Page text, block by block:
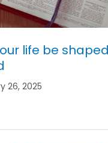
life be
26, 2025